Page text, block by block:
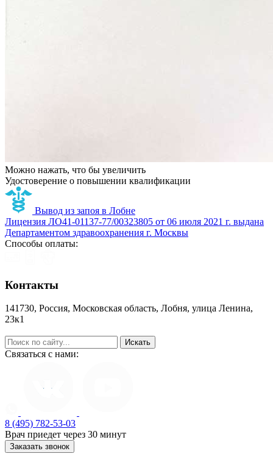
Можно нажать, что бы увеличить
Удостоверение о повышении квалификации
Вывод из запоя в Лобне
Лицензия ЛО41-01137-77/00323805 от 06 июля 2021 г. выдана
Департаментом здравоохранения г. Москвы
Способы оплаты:
Контакты
141730, Россия, Московская область, Лобня, улица Ленина,
23к1
Связаться с нами:
8 (495) 782-53-03
Врач приедет через 30 минут
Заказать звонок